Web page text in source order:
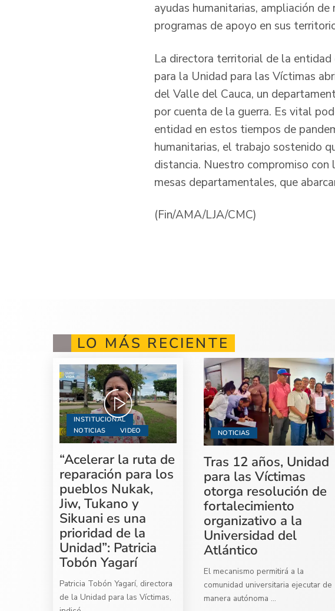
ayudas humanitarias, ampliación
programas de apoyo en sus
La directora territorial de la
para la Unidad para las Víctimas
del Valle del Cauca, un
por cuenta de la guerra. Es vital
entidad en estos tiempos de
humanitarias, el trabajo sostenido
distancia. Nuestro compromiso
mesas departamentales, que
(Fin/AMA/LJA/CMC)
LO MÁS RECIENTE
INSTITUCIONAL
NOTICIAS
VIDEO
“Acelerar la ruta de
reparación para los
pueblos Nukak,
Jiw, Tukano y
Sikuani es una
prioridad de la
Unidad”: Patricia
Tobón Yagarí
Patricia Tobón Yagarí, directora
de la Unidad para las Víctimas,
NOTICIAS
Tras 12 años, Unidad
para las Víctimas
otorga resolución de
fortalecimiento
organizativo a la
Universidad del
Atlántico
El mecanismo permitirá a la
comunidad universitaria ejecutar de
manera autónoma ...